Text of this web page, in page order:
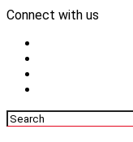
Connect with us